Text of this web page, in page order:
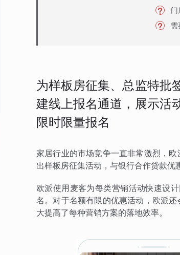
门
需
为样板房征集、总监特批
建线上报名通道，展示活
限时限量报名
家居行业的市场竞争一直非常激烈，
出样板房征集活动，与银行合作贷款优
欧派使用麦客为每类营销活动快速设
名。对于名额有限的优惠活动，欧派
大提高了每种营销方案的落地效率。